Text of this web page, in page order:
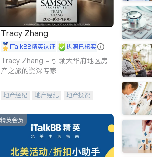
Tracy Zhang
iTalkBB精英认证 执照已核实
Tracy Zhang - 引领大华府地区房
产之旅的资深专家
地产经纪 地产经纪
地产投资
精英会员